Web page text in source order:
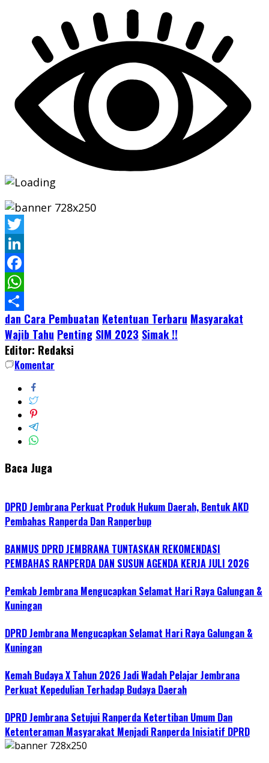
Twitter
LinkedIn
Facebook
WhatsApp
Share
dan Cara Pembuatan Ketentuan Terbaru Masyarakat
Wajib Tahu Penting SIM 2023 Simak !!
Editor: Redaksi
Komentar
Baca Juga
DPRD Jembrana Perkuat Produk Hukum Daerah, Bentuk AKD
Pembahas Ranperda Dan Ranperbup
BANMUS DPRD JEMBRANA TUNTASKAN REKOMENDASI
PEMBAHAS RANPERDA DAN SUSUN AGENDA KERJA JULI 2026
Pemkab Jembrana Mengucapkan Selamat Hari Raya Galungan &
Kuningan
DPRD Jembrana Mengucapkan Selamat Hari Raya Galungan &
Kuningan
Kemah Budaya X Tahun 2026 Jadi Wadah Pelajar Jembrana
Perkuat Kepedulian Terhadap Budaya Daerah
DPRD Jembrana Setujui Ranperda Ketertiban Umum Dan
Ketenteraman Masyarakat Menjadi Ranperda Inisiatif DPRD